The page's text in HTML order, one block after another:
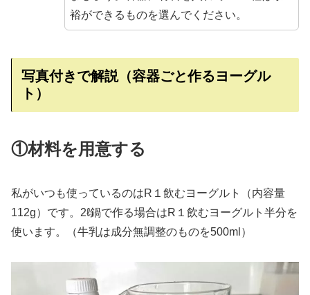
裕ができるものを選んでください。
写真付きで解説（容器ごと作るヨーグル
ト）
①材料を用意する
私がいつも使っているのはR１飲むヨーグルト（内容量
112g）です。2ℓ鍋で作る場合はR１飲むヨーグルト半分を
使います。（牛乳は成分無調整のものを500ml）